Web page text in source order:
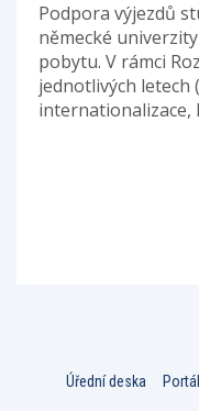
Podpora výjezdů
německé
pobytu. V rámci
jednotlivých letech
internationalizace,
Úřední deska